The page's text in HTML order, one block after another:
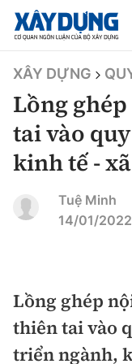
TIN BỘ XÂY DỰNG
CHUYÊN MỤC
Mới nhất
Chính trị
Xã hội
Xây dựng
Chỉ đạo điều hành
Giao thông
XÂY DỰNG
Lồng
tai vào
kinh tế -
Tuệ Minh
14/01/
Lồng ghép
thiên tai vào
triển ngành,